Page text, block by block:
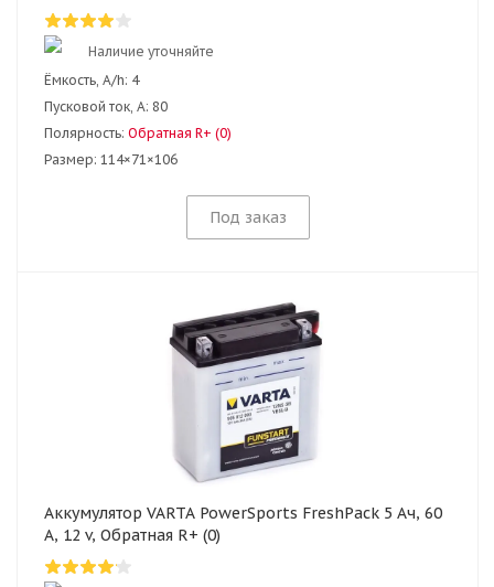
Наличие уточняйте
Ёмкость, A/h: 4
Пусковой ток, А: 80
Полярность: Обратная R+ (0)
Размер: 114×71×106
Под заказ
Аккумулятор VARTA PowerSports FreshPack 5 Ач, 60
А, 12 v, Обратная R+ (0)